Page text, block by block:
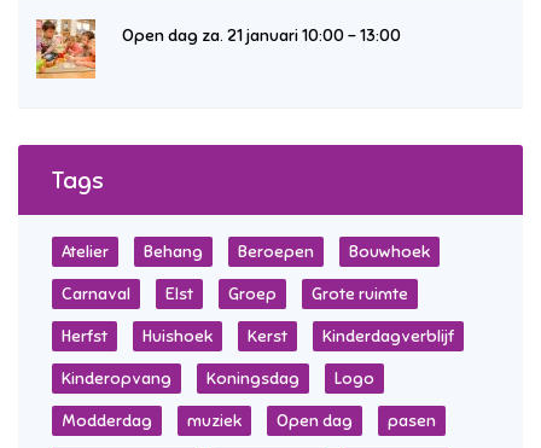
Open dag za. 21 januari 10:00 – 13:00
Tags
Atelier Behang Beroepen Bouwhoek
Carnaval Elst Groep Grote ruimte
Herfst Huishoek Kerst Kinderdagverblijf
Kinderopvang Koningsdag Logo
Modderdag muziek Open dag pasen